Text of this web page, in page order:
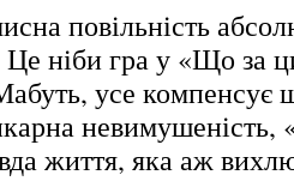
повільність
ніби гра у «Що за
усе компенсує
невимушеність,
життя, яка аж